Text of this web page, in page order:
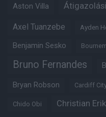
Aston Villa
Axel Tuanzebe Ayden
Benjamin Sesko
Bruno Fernandes
Bryan Robson Cardiff
Chido Obi Christian